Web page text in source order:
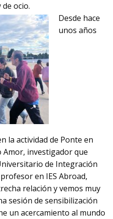
ocio.
Desde hace
unos años
la actividad de Ponte en
Amor, investigador que
de Integración
en IES Abroad,
relación y vemos muy
sesión de sensibilización
un acercamiento al mundo